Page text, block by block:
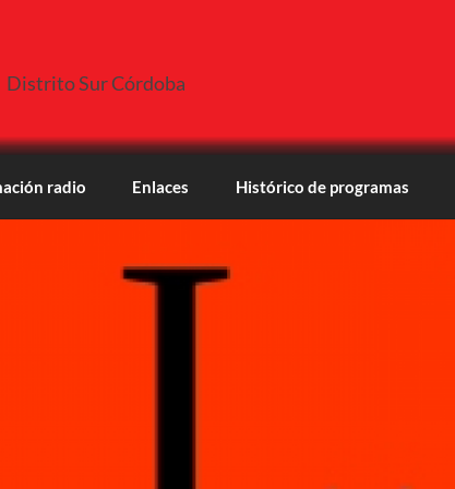
Distrito Sur Córdoba
radio Enlaces Histórico de programas